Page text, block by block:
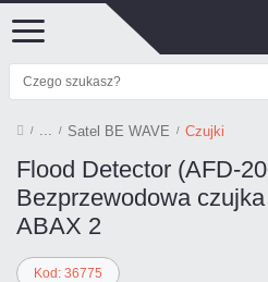
Satel BE WAVE Czujki
Flood Detector (AFD-
Bezprzewodowa
ABAX 2
Kod: 36775